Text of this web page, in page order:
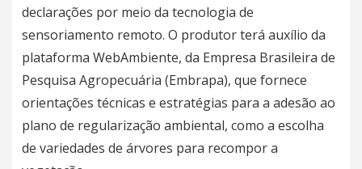
declarações por meio da tecnologia de
sensoriamento remoto. O produtorterá auxílio da
plataforma WebAmbiente, da Empresa Brasileira de
Pesquisa Agropecuária (Embrapa), que fornece
orientações técnicas e estratégias para a adesão ao
plano de regularização ambiental, como a escolha
de variedades de árvores para recompor a